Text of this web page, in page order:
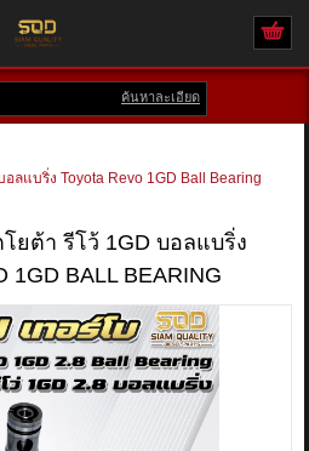
0 )
ค้นหาละเอียด
ลแบริ่ง Toyota Revo 1GD Ball Bearing
ยต้า รีโว้ 1GD บอลแบริ่ง
1GD BALL BEARING